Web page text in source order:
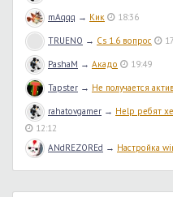
mAqqq → Кик 18:36
TRUENO → Cs 1.6 вопрос
PashaM → Акадо 19:49
Tapster → Не получается
rahatovgamer → Help ребят
12:12
ANdREZOREd → Настройка